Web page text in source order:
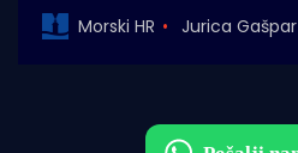
Morski HR Jurica Gašpar